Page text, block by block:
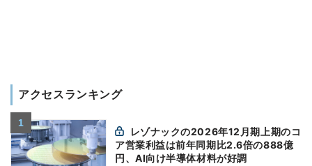
アクセスランキング
ア営業利益は前年同期比2.6倍の888億
円、AI向け半導体材料が好調